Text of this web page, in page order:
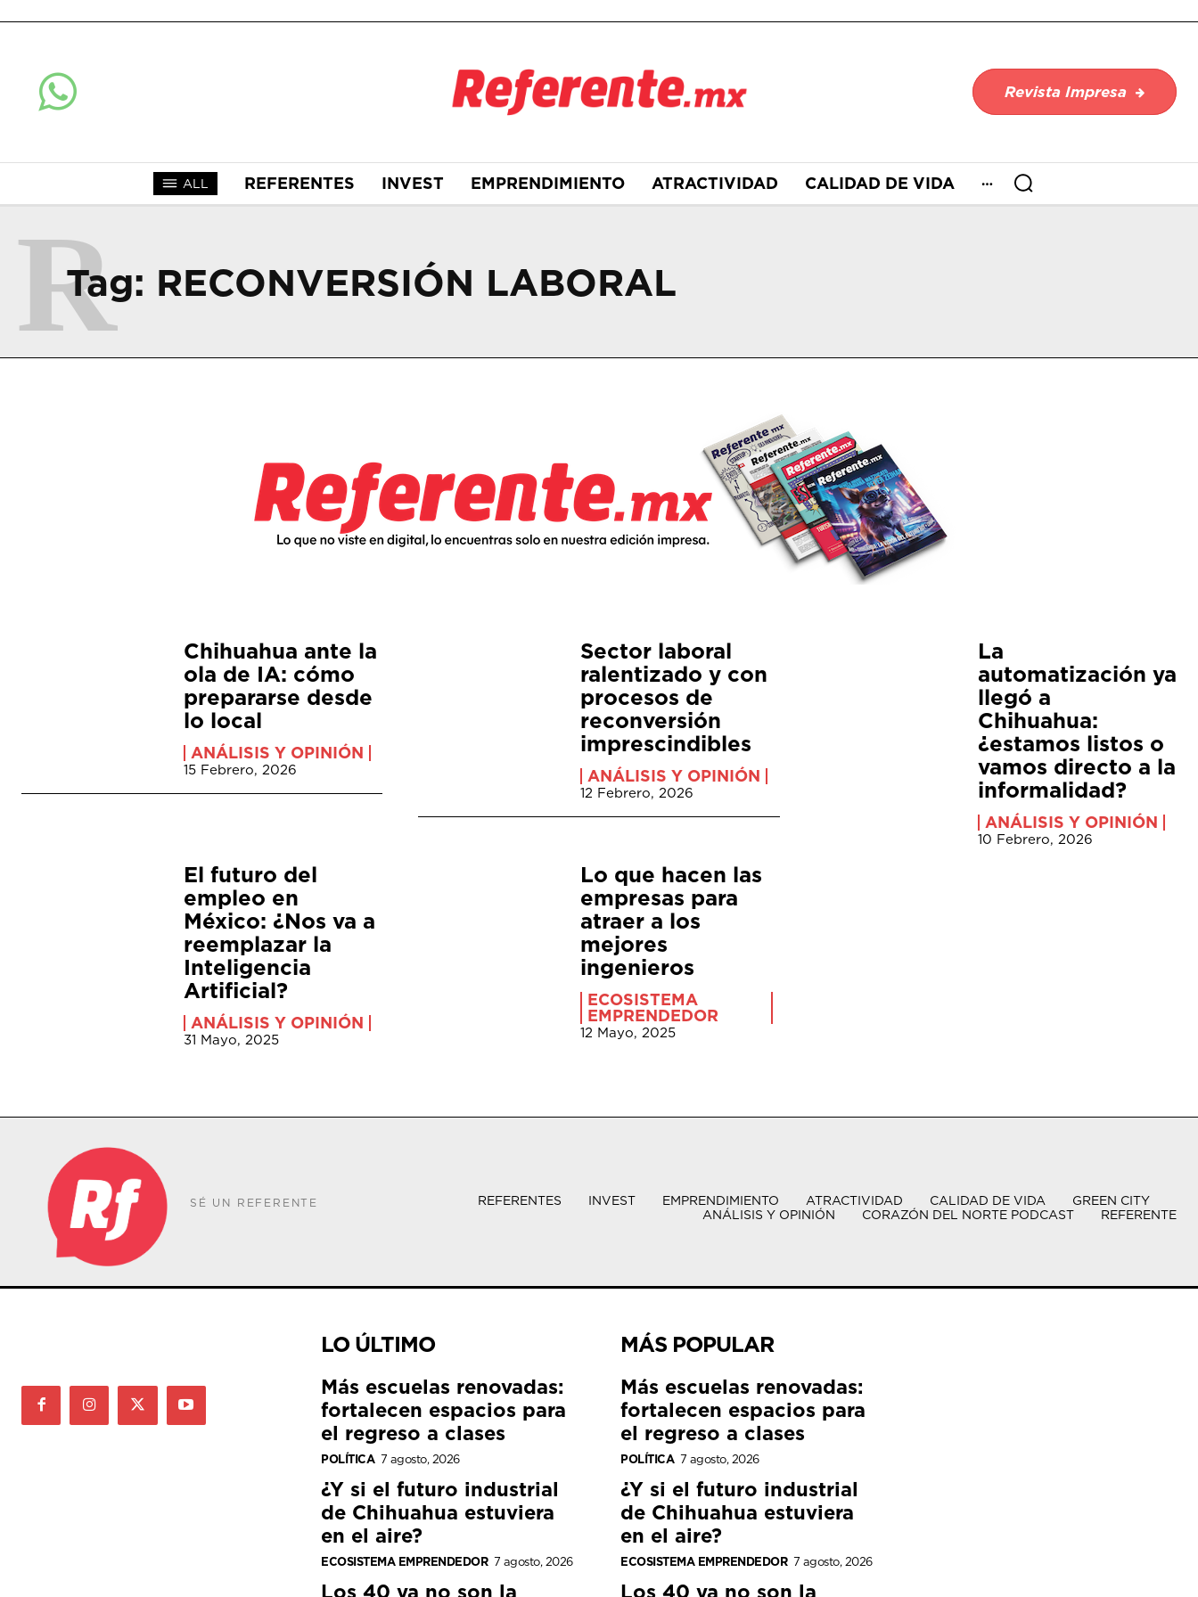
Revista Impresa
ALL REFERENTES INVEST EMPRENDIMIENTO ATRACTIVIDAD CALIDAD DE VIDA
Tag: RECONVERSIÓN LABORAL
R
Chihuahua ante la
ola de IA: cómo
prepararse desde
lo local
ANÁLISIS Y OPINIÓN
15 Febrero, 2026
Sector laboral
ralentizado y con
procesos de
reconversión
imprescindibles
ANÁLISIS Y OPINIÓN
12 Febrero, 2026
La
automatización ya
llegó a
Chihuahua:
¿estamos listos o
vamos directo a la
informalidad?
ANÁLISIS Y OPINIÓN
10 Febrero, 2026
El futuro del
empleo en
México: ¿Nos va a
reemplazar la
Inteligencia
Artificial?
ANÁLISIS Y OPINIÓN
31 Mayo, 2025
Lo que hacen las
empresas para
atraer a los
mejores
ingenieros
ECOSISTEMA
EMPRENDEDOR
12 Mayo, 2025
SÉ UN REFERENTE REFERENTES INVEST EMPRENDIMIENTO ATRACTIVIDAD CALIDAD DE VIDA
GREEN CITY
ANÁLISIS Y OPINIÓN
CORAZÓN DEL NORTE PODCAST REFERENTE
LO ÚLTIMO
Más escuelas renovadas:
fortalecen espacios para
el regreso a clases
POLÍTICA 7 agosto, 2026
¿Y si el futuro industrial
de Chihuahua estuviera
en el aire?
ECOSISTEMA EMPRENDEDOR 7 agosto, 2026
Los 40 ya no son la
MÁS POPULAR
Más escuelas renovadas:
fortalecen espacios para
el regreso a clases
POLÍTICA 7 agosto, 2026
¿Y si el futuro industrial
de Chihuahua estuviera
en el aire?
ECOSISTEMA EMPRENDEDOR 7 agosto, 2026
Los 40 ya no son la